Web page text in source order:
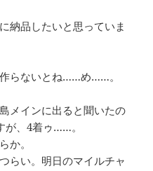
納品したいと思っていま
らないとね……め……。
メインに出ると聞いたの
が、4着ゥ……。
か。
らい。明日のマイルチャ